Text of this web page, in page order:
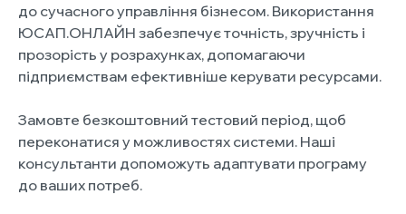
до сучасного управління бізнесом. Використання
ЮСАП.ОНЛАЙН забезпечує точність, зручність і
прозорість у розрахунках, допомагаючи
підприємствам ефективніше керувати ресурсами.
Замовте безкоштовний тестовий період, щоб
переконатися у можливостях системи. Наші
консультанти допоможуть адаптувати програму
до ваших потреб.